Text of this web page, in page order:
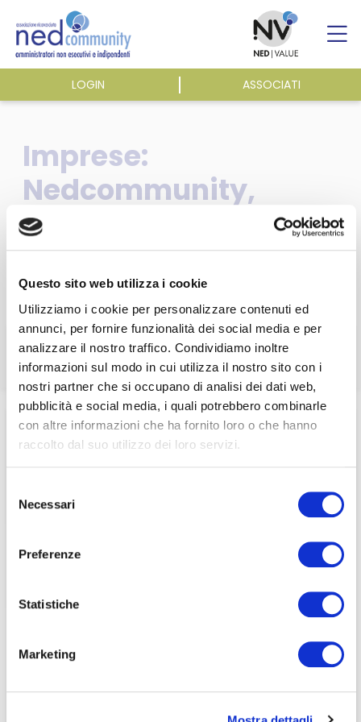
Questo sito web utilizza i cookie
Utilizziamo i cookie per personalizzare contenuti ed
annunci, per fornire funzionalità dei social media e per
analizzare il nostro traffico. Condividiamo inoltre
informazioni sul modo in cui utilizza il nostro sito con i
nostri partner che si occupano di analisi dei dati web,
pubblicità e social media, i quali potrebbero combinarle
con altre informazioni che ha fornito loro o che hanno
raccolto dal suo utilizzo dei loro servizi.
delNecessari
Preferenze
Statistiche
Marketing
content
LOGIN ASSOCIATI
ASSOCIAZIONE
ATTIVITÀ
EVENTI E NEWS
PUBBLICAZIONI
ACCEDI A NEDCOMMUNITY
Password dimenticata?
fare cliccando qui.
Imprese:
Nedcommunity,
coinvolgimento
consiglieri
indipendenti su ESG –
Italpress
Home/Pubblicazioni/ Dicono di noi/
Imprese: Nedcommunity, coinvolgimento consiglieri
indipendenti su ESG – Italpress
Questa sezione è riservata agli
associati
per visualizzare il contenuto è necessario
effettuare il login inserendo email e password qui
di seguito: